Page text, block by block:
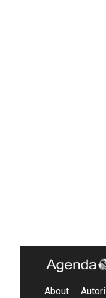
About Autori